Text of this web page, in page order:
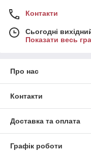
Контакти
Сьогодні
Показати весь
Про нас
Контакти
Доставка та оплата
Графік роботи